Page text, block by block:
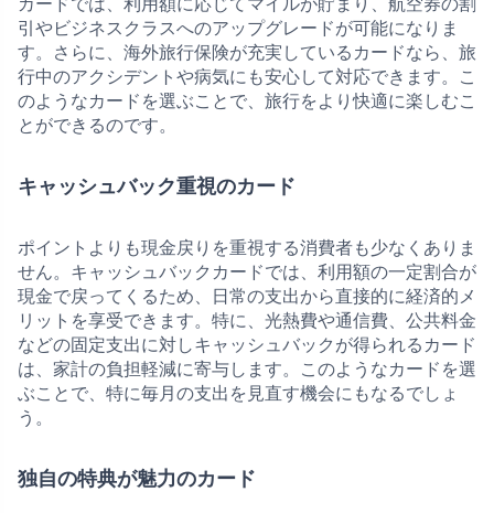
引やビジネスクラスへのアップグレードが可能になりま
す。さらに、海外旅行保険が充実しているカードなら、旅
行中のアクシデントや病気にも安心して対応できます。こ
のようなカードを選ぶことで、旅行をより快適に楽しむこ
とができるのです。
キャッシュバック重視のカード
ポイントよりも現金戻りを重視する消費者も少なくありま
せん。キャッシュバックカードでは、利用額の一定割合が
現金で戻ってくるため、日常の支出から直接的に経済的メ
リットを享受できます。特に、光熱費や通信費、公共料金
などの固定支出に対しキャッシュバックが得られるカード
は、家計の負担軽減に寄与します。このようなカードを選
ぶことで、特に毎月の支出を見直す機会にもなるでしょ
う。
独自の特典が魅力のカード